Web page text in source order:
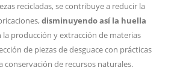
recicladas, se contribuye a reducir la
disminuyendo así la huella
la producción y extracción de materias
de piezas de desguace con prácticas
conservación de recursos naturales.